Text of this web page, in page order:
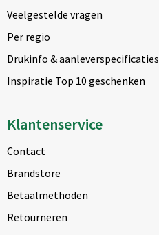
Veelgestelde vragen
Per regio
Drukinfo & aanleverspecificaties
Inspiratie Top 10 geschenken
Klantenservice
Contact
Brandstore
Betaalmethoden
Retourneren